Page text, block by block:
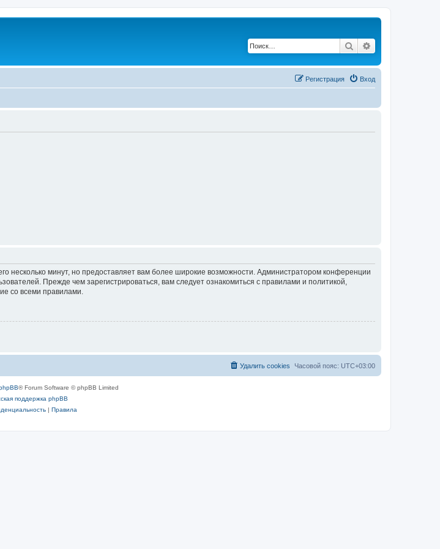
Поиск
Вход
Регистрация
несколько минут, но предоставляет вам более широкие возможности. Администратором конференции
Прежде чем зарегистрироваться, вам следует ознакомиться с правилами и политикой,
со всеми правилами.
Часовой пояс: UTC+03:00
Удалить cookies
® Forum Software © phpBB Limited
поддержка phpBB
| Правила